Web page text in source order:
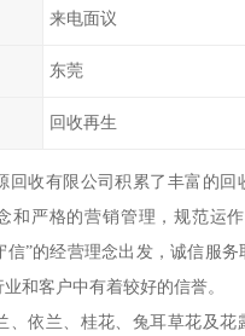
来电面议
东莞
回收再生
回收有限公司积累了丰富的回
和严格的营销管理，规范运
信”的经营理念出发，诚信服务
和客户中有着较好的信誉。
、依兰、桂花、兔耳草花及花